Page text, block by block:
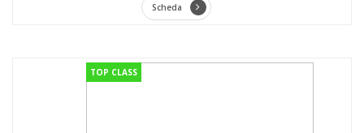
Scheda
TOP CLASS